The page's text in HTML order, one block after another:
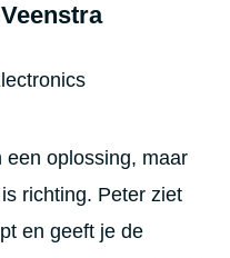
een oplossing, maar
richting. Peter ziet
en geeft je de